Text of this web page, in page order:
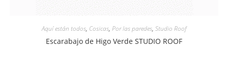
Aquí están todos, Cosicas, Por las paredes, Studio Roof
Escarabajo de Higo Verde STUDIO ROOF